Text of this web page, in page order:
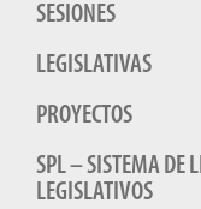
SESIONES
LEGISLATIVAS
PROYECTOS
SPL – SISTEMA DE
LEGISLATIVOS